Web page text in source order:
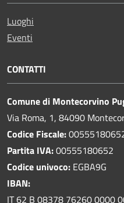
Luoghi
Eventi
CONTATTI
Comune di Montecorvino
Via Roma, 1, 84090
Codice Fiscale:
Partita IVA:00555180652
Codice univoco: EGBA9G
IBAN:
IT 62 B 08378 76260 0000